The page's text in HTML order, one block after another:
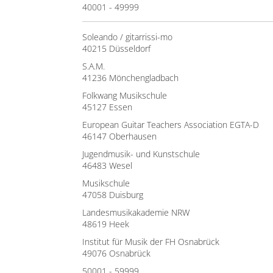
40001 - 49999
Soleando / gitarrissi-mo
40215 Düsseldorf
S.A.M.
41236 Mönchengladbach
Folkwang Musikschule
45127 Essen
European Guitar Teachers Association EGTA-D
46147 Oberhausen
Jugendmusik- und Kunstschule
46483 Wesel
Musikschule
47058 Duisburg
Landesmusikakademie NRW
48619 Heek
Institut für Musik der FH Osnabrück
49076 Osnabrück